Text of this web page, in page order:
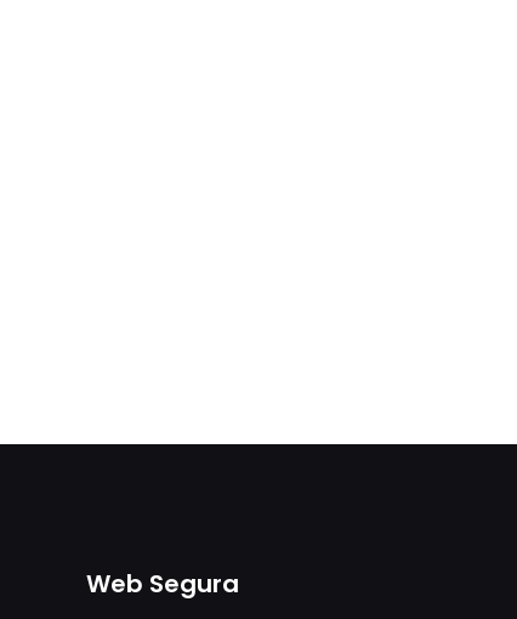
Web Segura